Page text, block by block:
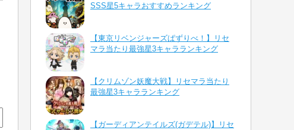
SSS星5キャラおすすめランキング
【東京リベンジャーズぱずりべ！】リセ
マラ当たり最強星3キャラランキング
【クリムゾン妖魔大戦】リセマラ当たり
最強星3キャラランキング
【ガーディアンテイルズ(ガデテル)】リセ